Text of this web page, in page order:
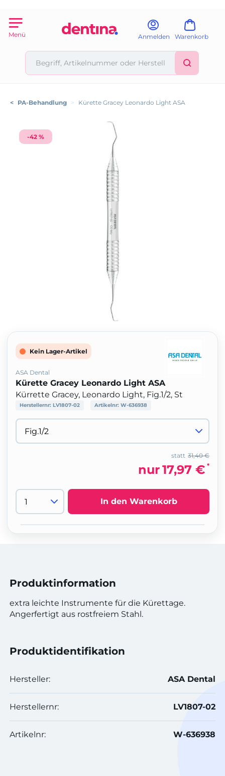
Menü Anmelden Warenkorb
< PA-Behandlung > Kürette Gracey Leonardo Light ASA
-42 %
Kein Lager-Artikel
ASA Dental
Kürette Gracey Leonardo Light ASA
Kürrette Gracey, Leonardo Light, Fig.1/2, St
Herstellernr: LV1807-02 Artikelnr: W-636938
31,40 €
statt
nur17,97 € *
In den Warenkorb
Produktinformation
extra leichte Instrumente für die Kürettage.
Angerfertigt aus rostfreiem Stahl.
Produktidentifikation
Hersteller: ASA Dental
Herstellernr: LV1807-02
Artikelnr: W-636938